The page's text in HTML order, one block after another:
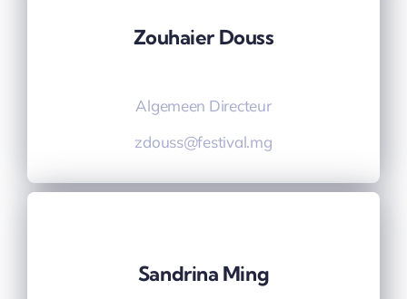
Zouhaier Douss
Algemeen Directeur
zdouss@festival.mg
Sandrina Ming